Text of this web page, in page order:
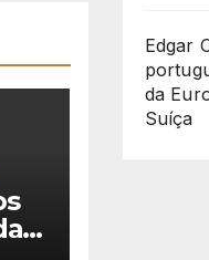
a
Edgar
da
Suíça